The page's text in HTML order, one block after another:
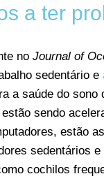
a ter
no Journal of
sedentário e
a saúde do sono
sendo
estão
sedentários
cochilos